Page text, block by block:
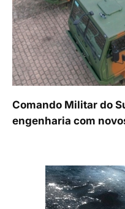
Comando Militar do
engenharia com